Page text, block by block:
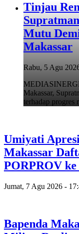
Tinjau
Mutu
Makassar
Rabu, 5 Agu
Makassar,
terhadap
Umiyati
Makassar
PORPROV
Jumat, 7 Agu 2026 -
Bapenda